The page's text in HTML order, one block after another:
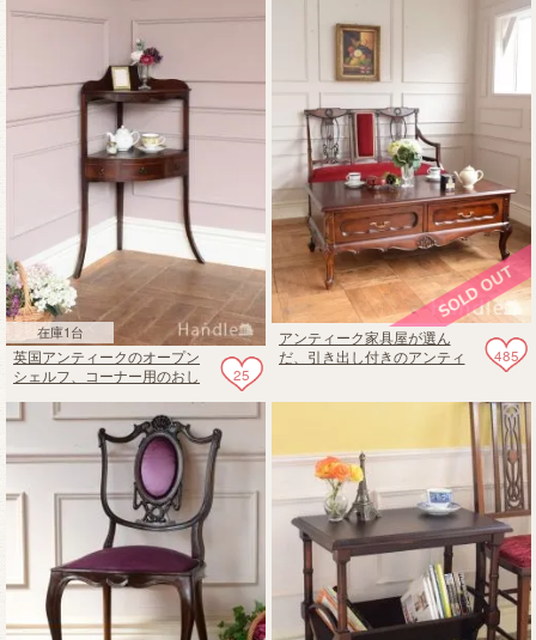
ャビネット
在庫1台
25
英国アンティークのオープン
シェルフ、コーナー用のおし
485
アンティーク家具屋が選ん
だ、引き出し付きのアンティ